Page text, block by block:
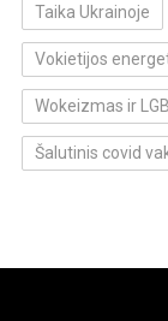
Taika Ukrainoje
Vokietijos
Wokeizmas ir
Šalutinis covid